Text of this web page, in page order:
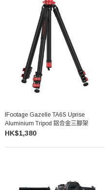
IFootage Gazelle TA6S Uprise
Aluminium Tripod 鋁合金三腳架
HK$1,380